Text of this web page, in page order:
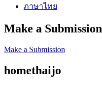
ภาษาไทย
Make a Submission
Make a Submission
homethaijo